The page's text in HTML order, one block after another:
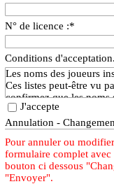
N° de licence :*
Conditions d'acceptation.
Les noms des joueurs
Ces listes peut-être vu
confirmez que les
J'accepte
Annulation -
Pour annuler ou
formulaire complet
bouton ci dessous "Changement" ou "Annuler l'équipe" et ensuite
"Envoyer".